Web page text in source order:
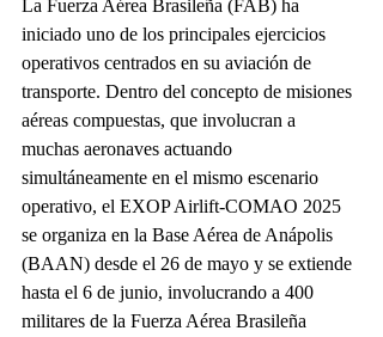
La Fuerza Aérea Brasileña (FAB) ha
iniciado uno de los principales ejercicios
operativos centrados en su aviación de
transporte. Dentro del concepto de misiones
aéreas compuestas, que involucran a
muchas aeronaves actuando
simultáneamente en el mismo escenario
operativo, el EXOP Airlift-COMAO 2025
se organiza en la Base Aérea de Anápolis
(BAAN) desde el 26 de mayo y se extiende
hasta el 6 de junio, involucrando a 400
militares de la Fuerza Aérea Brasileña